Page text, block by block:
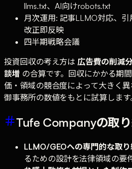
llms.txt、AI向けrobots.txt
月次運用: 記事LLMO対応、
改正即反映
四半期戦略会議
投資回収の考え方は 広告費の削減
談増 の合算です。回収にかかる期
価・領域の競合度によって大きく
御事務所の数値をもとに試算します
Tufe Companyの取
LLMO/GEOへの専門的な取
るための設計を法律領域の要